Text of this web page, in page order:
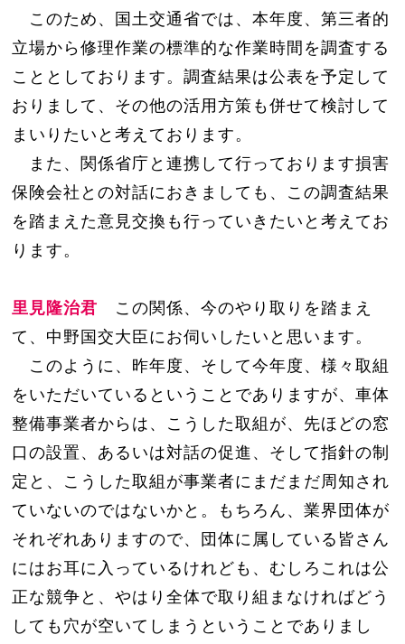
このため、国土交通省では、本年度、第三者的
立場から修理作業の標準的な作業時間を調査する
こととしております。調査結果は公表を予定して
おりまして、その他の活用方策も併せて検討して
まいりたいと考えております。
また、関係省庁と連携して行っております損害
保険会社との対話におきましても、この調査結果
を踏まえた意見交換も行っていきたいと考えてお
ります。
里見隆治君 この関係、今のやり取りを踏まえ
て、中野国交大臣にお伺いしたいと思います。
このように、昨年度、そして今年度、様々取組
をいただいているということでありますが、車体
整備事業者からは、こうした取組が、先ほどの窓
口の設置、あるいは対話の促進、そして指針の制
定と、こうした取組が事業者にまだまだ周知され
ていないのではないかと。もちろん、業界団体が
それぞれありますので、団体に属している皆さん
にはお耳に入っているけれども、むしろこれは公
正な競争と、やはり全体で取り組まなければどう
しても穴が空いてしまうということでありまし